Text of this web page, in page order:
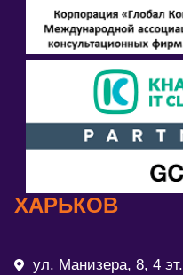
ХАРЬКОВ
ул. Манизера, 8, 4 эт.